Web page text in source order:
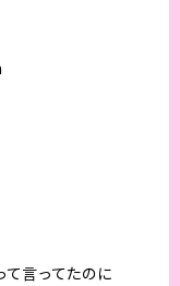
て言ってたのに